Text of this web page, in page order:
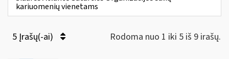
kariuomenių vienetams
5 Įrašų(-ai) Rodoma nuo 1 iki 5 iš 9 irašų.